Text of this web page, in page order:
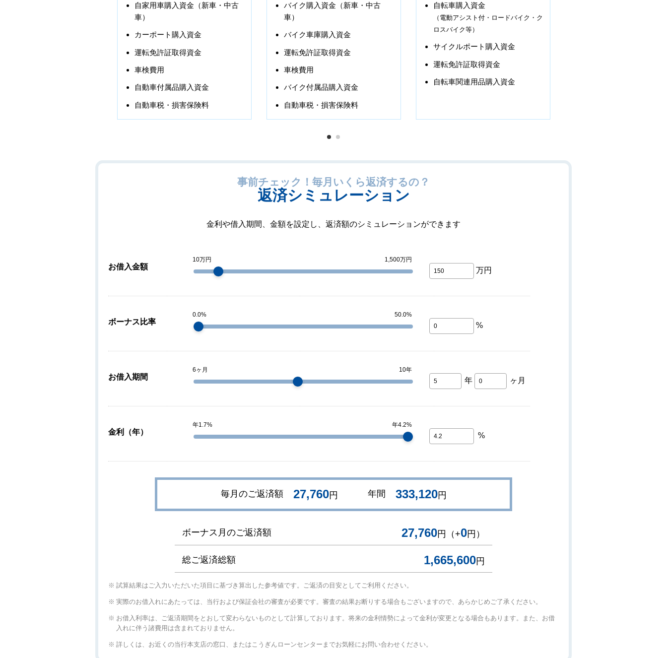
自家用車購入資金（新車・中古
車）
カーポート購入資金
運転免許証取得資金
車検費用
自動車付属品購入資金
自動車税・損害保険料
バイク購入資金（新車・中古
車）
バイク車庫購入資金
運転免許証取得資金
車検費用
バイク付属品購入資金
自動車税・損害保険料
自転車購入資金
（電動アシスト付・ロードバイク・ク
ロスバイク等）
サイクルポート購入資金
運転免許証取得資金
自転車関連用品購入資金
1 2
事前チェック！毎月いくら返済するの？
返済シミュレーション
金利や借入期間、金額を設定し、返済額のシミュレーションができます
お借入金額 万円
10万円 1,500万円
ボーナス比率 %
0.0% 50.0%
お借入期間 年 ヶ月
6ヶ月 10年
金利 （年） %
年1.7% 年4.2%
毎月のご返済額 27,760円 年間 333,120円
ボーナス月のご返済額 27,760円（+0円）
総ご返済総額 1,665,600円
試算結果はご入力いただいた項目に基づき算出した参考値です。ご返済の目安としてご利用ください。
実際のお借入れにあたっては、当行および保証会社の審査が必要です。審査の結果お断りする場合もございますので、あらかじめご了承ください。
お借入利率は、ご返済期間をとおして変わらないものとして計算しております。将来の金利情勢によって金利が変更となる場合もあります。また、お借
入れに伴う諸費用は含まれておりません。
詳しくは、お近くの当行本支店の窓口、またはこうぎんローンセンターまでお気軽にお問い合わせください。